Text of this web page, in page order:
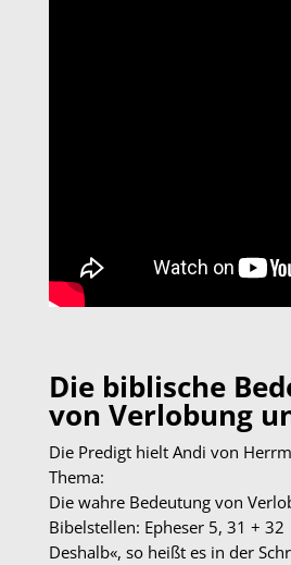
Die biblische
von Verlobung
Die Predigt hielt Andi von
Thema:
Die wahre Bedeutung von
Bibelstellen: Epheser 5, 31 + 32
Deshalb«, so heißt es in der